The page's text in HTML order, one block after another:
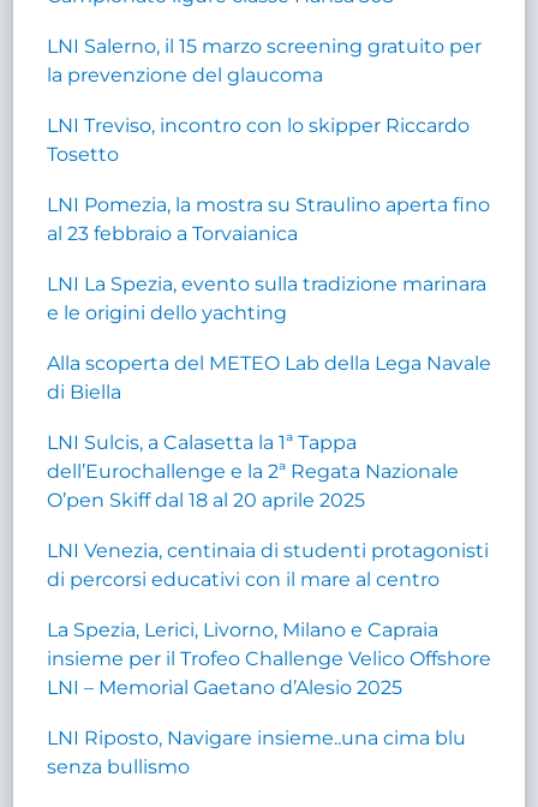
LNI Salerno, il 15 marzo screening gratuito per
la prevenzione del glaucoma
LNI Treviso, incontro con lo skipper Riccardo
Tosetto
LNI Pomezia, la mostra su Straulino aperta fino
al 23 febbraio a Torvaianica
LNI La Spezia, evento sulla tradizione marinara
e le origini dello yachting
Alla scoperta del METEO Lab della Lega Navale
di Biella
LNI Sulcis, a Calasetta la 1ª Tappa
dell’Eurochallenge e la 2ª Regata Nazionale
O’pen Skiff dal 18 al 20 aprile 2025
LNI Venezia, centinaia di studenti protagonisti
di percorsi educativi con il mare al centro
La Spezia, Lerici, Livorno, Milano e Capraia
insieme per il Trofeo Challenge Velico Offshore
LNI – Memorial Gaetano d’Alesio 2025
LNI Riposto, Navigare insieme..una cima blu
senza bullismo